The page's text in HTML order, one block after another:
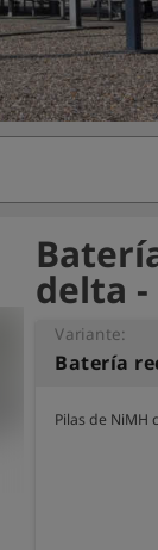
delta -
Variante:
Pilas de NiMH